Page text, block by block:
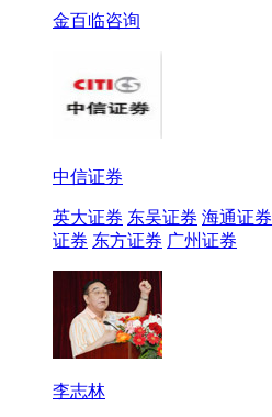
金百临咨询
中信证券
英大证券 东吴证券 海通证券
证券 东方证券 广州证券
李志林